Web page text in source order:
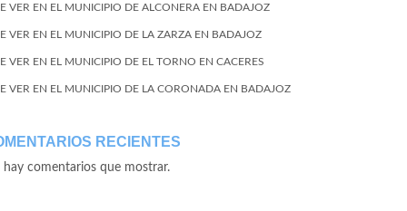
VER EN EL MUNICIPIO DE ALCONERA EN BADAJOZ
VER EN EL MUNICIPIO DE LA ZARZA EN BADAJOZ
VER EN EL MUNICIPIO DE EL TORNO EN CACERES
VER EN EL MUNICIPIO DE LA CORONADA EN BADAJOZ
RECIENTES
hay comentarios que mostrar.